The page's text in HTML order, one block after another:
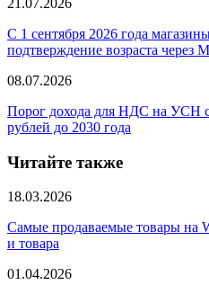
21.07.2026
С 1 сентября 2026 года
подтверждение возраста через
08.07.2026
Порог дохода для НДС на УСН
рублей до 2030 года
Читайте также
18.03.2026
Самые продаваемые товары на
и товара
01.04.2026